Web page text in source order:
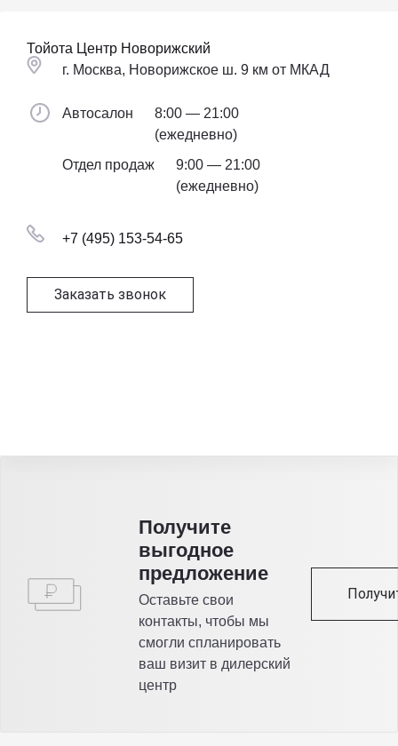
Тойота Центр Новорижский
г. Москва, Новорижское ш. 9 км от МКАД
Автосалон
8:00 — 21:00
(ежедневно)
Отдел продаж
9:00 — 21:00
(ежедневно)
+7 (495) 153-54-65
Заказать звонок
Получитe
выгодное
предложение
Оставьте свои
контакты, чтобы мы
смогли спланировать
ваш визит в дилерский
центр